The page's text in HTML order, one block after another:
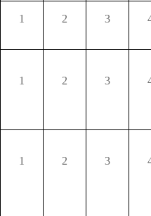
1 2 3
1 2 3
1 2 3